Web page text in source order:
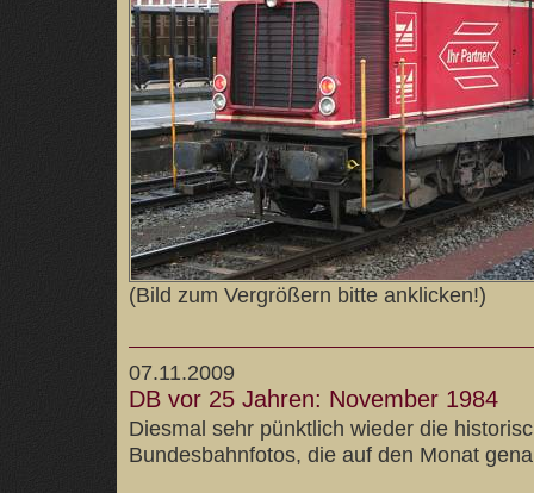
(Bild zum Vergrößern bitte anklicken!)
07.11.2009
DB vor 25 Jahren: November 1984
Diesmal sehr pünktlich wieder die
Bundesbahnfotos, die auf den Monat